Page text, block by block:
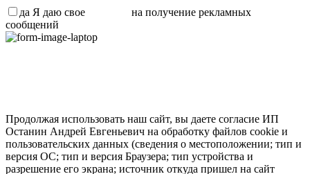
да Я даю свое
на получение рекламных
сообщений
Продолжая использовать наш сайт, вы даете согласие ИП
Останин Андрей Евгеньевич на обработку файлов cookie и
пользовательских данных (сведения о местоположении; тип и
версия ОС; тип и версия Браузера; тип устройства и
разрешение его экрана; источник откуда пришел на сайт